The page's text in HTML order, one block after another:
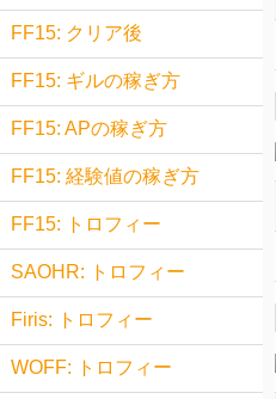
FF15: クリア後
FF15: ギルの稼ぎ方
FF15: APの稼ぎ方
FF15: 経験値の稼ぎ方
FF15: トロフィー
SAOHR: トロフィー
Firis: トロフィー
WOFF: トロフィー